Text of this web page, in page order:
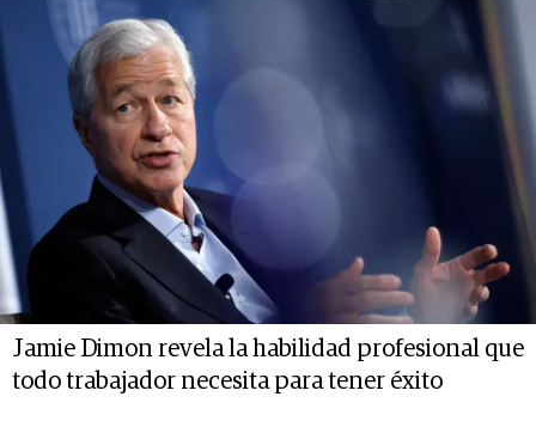
Jamie Dimon revela la habilidad profesional que
todo trabajador necesita para tener éxito